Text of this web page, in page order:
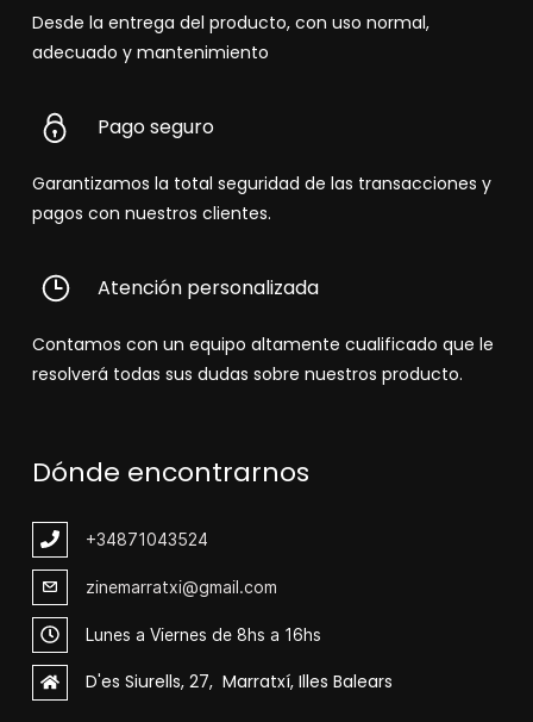
Desde la entrega del producto, con uso normal,
adecuado y mantenimiento
Pago seguro
Garantizamos la total seguridad de las transacciones y
pagos con nuestros clientes.
Atención personalizada
Contamos con un equipo altamente cualificado que le
resolverá todas sus dudas sobre nuestros producto.
Dónde encontrarnos
+34871043524
zinemarratxi@gmail.com
Lunes a Viernes de 8hs a 16hs
D'es Siurells, 27, Marratxí, Illes Balears